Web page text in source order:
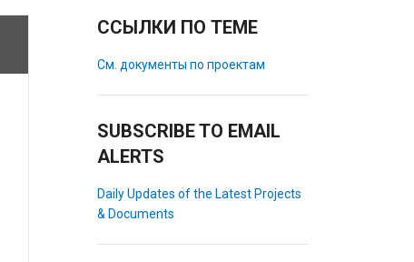
ССЫЛКИ ПО ТЕМЕ
См. документы по проектам
SUBSCRIBE TO EMAIL
ALERTS
Daily Updates of the Latest Projects
& Documents